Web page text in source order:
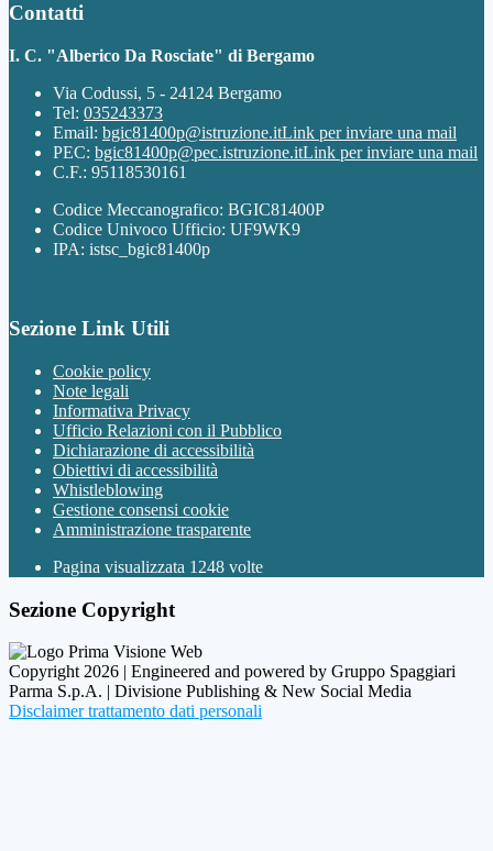
Contatti
I. C. "Alberico Da Rosciate" di Bergamo
Via Codussi, 5 - 24124 Bergamo
Tel: 035243373
Email: bgic81400p@istruzione.itLink per inviare una mail
PEC: bgic81400p@pec.istruzione.itLink per inviare una mail
C.F.: 95118530161
Codice Meccanografico: BGIC81400P
Codice Univoco Ufficio: UF9WK9
IPA: istsc_bgic81400p
Sezione Link Utili
Cookie policy
Note legali
Informativa Privacy
Ufficio Relazioni con il Pubblico
Dichiarazione di accessibilità
Obiettivi di accessibilità
Whistleblowing
Gestione consensi cookie
Amministrazione trasparente
Pagina visualizzata 1248 volte
Sezione Copyright
Copyright 2026 | Engineered and powered by Gruppo Spaggiari
Parma S.p.A. | Divisione Publishing & New Social Media
Disclaimer trattamento dati personali